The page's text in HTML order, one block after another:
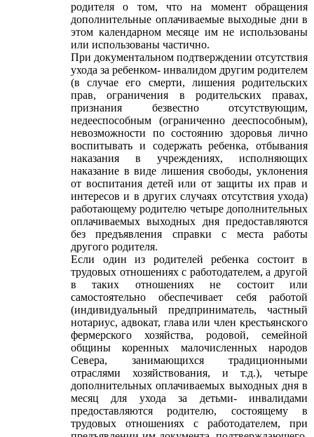
родителя о том, что на момент обращения
дополнительные оплачиваемые выходные дни в
этом календарном месяце им не использованы
или использованы частично.
При документальном подтверждении отсутствия
ухода за ребенком- инвалидом другим родителем
(в случае его смерти, лишения родительских
прав, ограничения в родительских правах,
признания безвестно отсутствующим,
недееспособным (ограниченно дееспособным),
невозможности по состоянию здоровья лично
воспитывать и содержать ребенка, отбывания
наказания в учреждениях, исполняющих
наказание в виде лишения свободы, уклонения
от воспитания детей или от защиты их прав и
интересов и в других случаях отсутствия ухода)
работающему родителю четыре дополнительных
оплачиваемых выходных дня предоставляются
без предъявления справки с места работы
другого родителя.
Если один из родителей ребенка состоит в
трудовых отношениях с работодателем, а другой
в таких отношениях не состоит или
самостоятельно обеспечивает себя работой
(индивидуальный предприниматель, частный
нотариус, адвокат, глава или член крестьянского
фермерского хозяйства, родовой, семейной
общины коренных малочисленных народов
Севера, занимающихся традиционными
отраслями хозяйствования, и т.д.), четыре
дополнительных оплачиваемых выходных дня в
месяц для ухода за детьми- инвалидами
предоставляются родителю, состоящему в
трудовых отношениях с работодателем, при